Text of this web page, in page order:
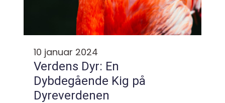
10 januar 2024
Verdens Dyr: En
Dybdegående Kig på
Dyreverdenen